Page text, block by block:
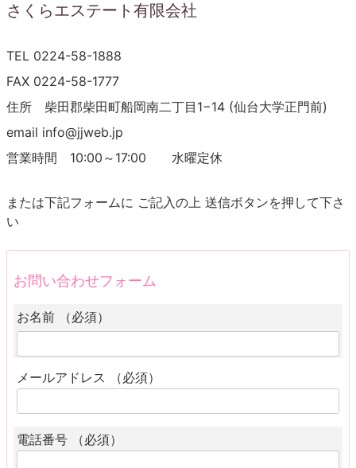
さくらエステート有限会社
TEL 0224-58-1888
FAX 0224-58-1777
住所 柴田郡柴田町船岡南二丁目1−14 (仙台大学正門前)
email info@jjweb.jp
営業時間 10:00～17:00 水曜定休
または下記フォームに ご記入の上 送信ボタンを押して下さ
い
お問い合わせフォーム
お名前 （必須）
メールアドレス （必須）
電話番号 （必須）